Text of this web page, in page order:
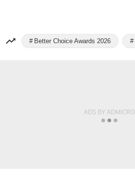
Better Choice Awards 2026